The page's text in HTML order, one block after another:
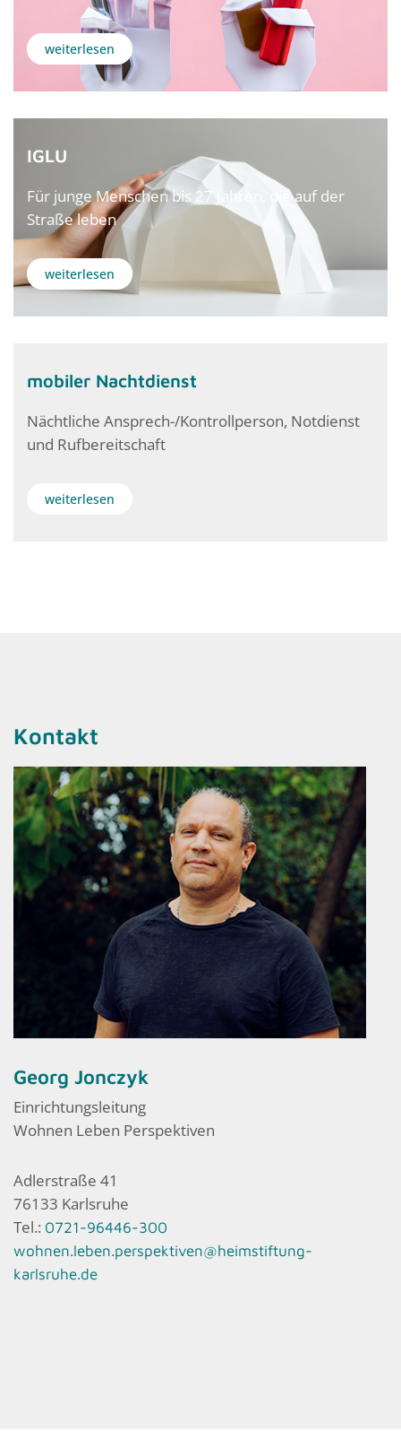
weiterlesen
IGLU
Für junge Menschen bis 27 Jahren, die auf der
Straße leben
weiterlesen
mobiler Nachtdienst
Nächtliche Ansprech-/Kontrollperson, Notdienst
und Rufbereitschaft
weiterlesen
Kontakt
Georg Jonczyk
Einrichtungsleitung
Wohnen Leben Perspektiven
Adlerstraße 41
76133 Karlsruhe
Tel.: 0721-96446-300
wohnen.leben.perspektiven@heimstiftung-
karlsruhe.de